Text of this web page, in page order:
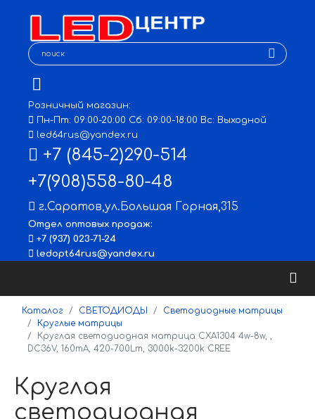
Розничный магазин:
Пн-Пт: 09:00-20:00 Сб: 09:00-18:00 Вс: Выходной
led64rus@yandex.ru
+7 (845-2)290-514
+7(908)558-80-48
г.Саратов,ул.Большая Горная,315
Отдел оптовых продаж:
+7 (937) 023-71-24
ledopt64rus@yandex.ru
Каталог СВЕТОДИОДЫ
Светодиодные матрицы
Круглые матрицы
Круглая светодиодная матрица CXA1304 4w-8w, ,
DC36V, 160mA, 420-700Lm, 3000k-3200k CREE
Круглая
светодиодная